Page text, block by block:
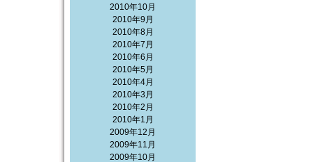
2010年10月
2010年9月
2010年8月
2010年7月
2010年6月
2010年5月
2010年4月
2010年3月
2010年2月
2010年1月
2009年12月
2009年11月
2009年10月